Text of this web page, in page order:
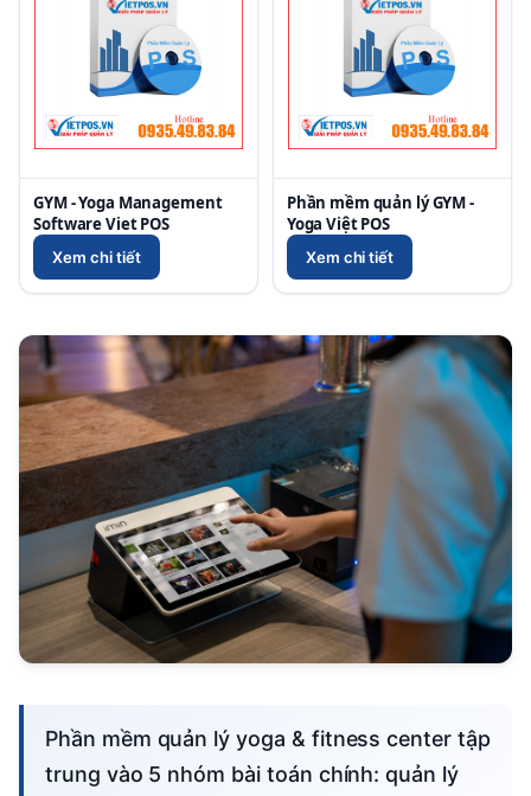
GYM - Yoga Management
Software Viet POS
Xem chi tiết
Phần mềm quản lý GYM -
Yoga Việt POS
Xem chi tiết
Phần mềm quản lý yoga & fitness center tập
trung vào 5 nhóm bài toán chính: quản lý